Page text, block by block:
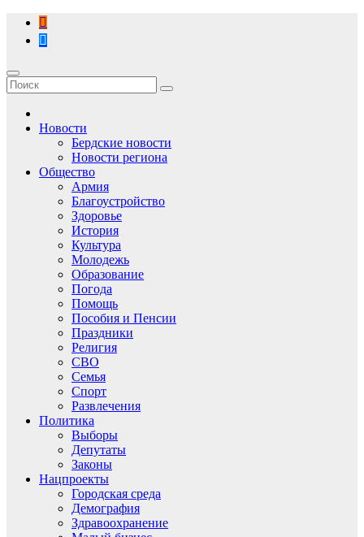
Перейти
содержимому
Новости
Бердские новости
Новости региона
Общество
Армия
Благоустройство
Здоровье
История
Культура
Молодежь
Образование
Погода
Помощь
Пособия и Пенсии
Праздники
Религия
СВО
Семья
Спорт
Развлечения
Политика
Выборы
Депутаты
Законы
Нацпроекты
Городская среда
Демография
Здравоохранение